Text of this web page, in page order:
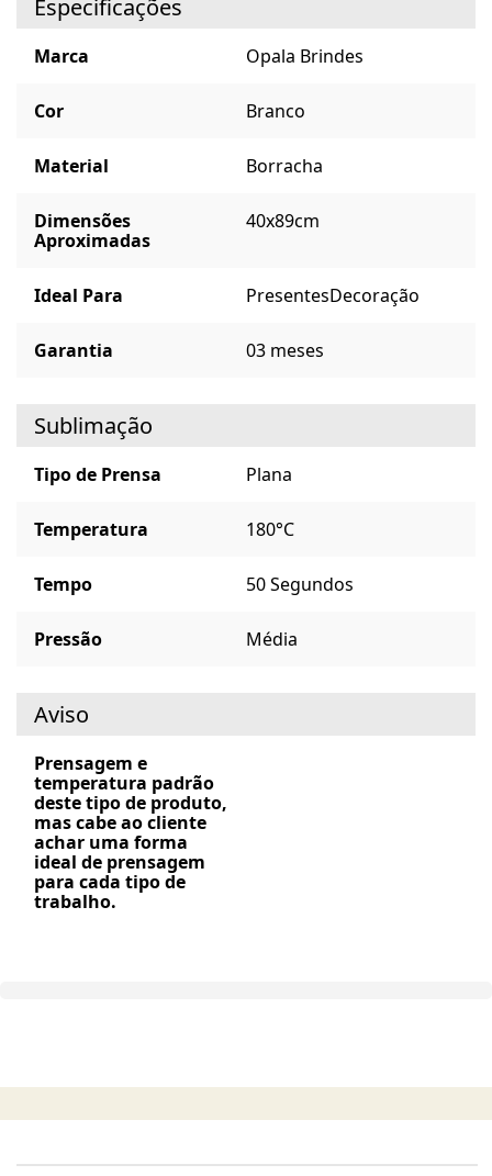
Especificações
Marca Opala Brindes
Cor Branco
Material Borracha
Dimensões
Aproximadas
40x89cm
Ideal Para PresentesDecoração
Garantia 03 meses
Sublimação
Tipo de Prensa Plana
Temperatura 180°C
Tempo 50 Segundos
Pressão Média
Aviso
Prensagem e
temperatura padrão
deste tipo de produto,
mas cabe ao cliente
achar uma forma
ideal de prensagem
para cada tipo de
trabalho.